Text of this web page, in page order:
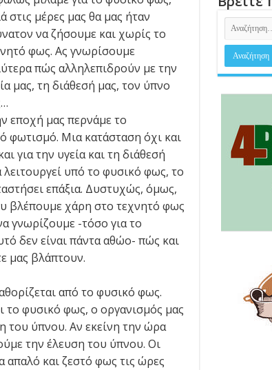
στις μέρες μας θα μας ήταν
να ζήσουμε και χωρίς το
φως. Ας γνωρίσουμε
πώς αλληλεπιδρούν με την
μας, τη διάθεσή μας, τον ύπνο
εποχή μας περνάμε το
φωτισμό. Μια κατάσταση όχι και
για την υγεία και τη διάθεσή
λειτουργεί υπό το φυσικό φως, το
επάξια. Δυστυχώς, όμως,
βλέπουμε χάρη στο τεχνητό φως
γνωρίζουμε -τόσο για το
δεν είναι πάντα αθώο- πώς και
μας βλάπτουν.
από το φυσικό φως.
το φυσικό φως, ο οργανισμός μας
του ύπνου. Αν εκείνη την ώρα
την έλευση του ύπνου. Οι
απαλό και ζεστό φως τις ώρες